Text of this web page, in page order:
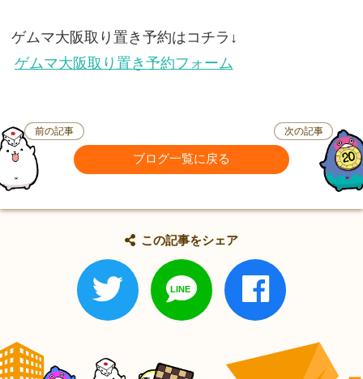
ゲムマ大阪取り置き予約はコチラ↓
ゲムマ大阪取り置き予約フォーム
前の記事
ブログ一覧に戻る
次の記事
この記事をシェア